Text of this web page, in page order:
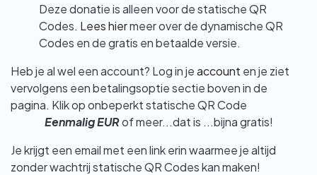
Deze donatie is alleen voor de statische QR
Codes. Lees hiermeer over de dynamische QR
Codes en de gratis en betaalde versie.
Heb je al wel een account? Log in jeaccount en je ziet
vervolgens een betalingsoptie sectie boven in de
pagina. Klik op onbeperkt statische QR Code
Eenmalig EURof meer...dat is ...bijna gratis!
Je krijgt een email met een link erin waarmee je altijd
zonder wachtrij statische QR Codes kan maken!